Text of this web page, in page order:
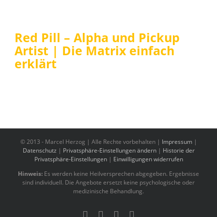
Red Pill – Alpha und Pickup
Artist | Die Matrix einfach
erklärt
© 2013 - Marcel Herzog | Alle Rechte vorbehalten | Impressum|
Datenschutz | Privatsphäre-Einstellungen ändern| Historie der
Privatsphäre-Einstellungen| Einwilligungen widerrufen
Hinweis: Es werden keine Heilversprechen abgegeben. Ergebnisse
sind individuell. Die Angebote ersetzt keine psychologische oder
medizinische Behandlung.
YouTubeBenutzerdefiniert
Instagram